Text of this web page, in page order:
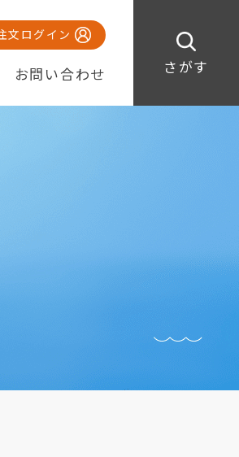
さがす
文ログイン
お問い合わせ